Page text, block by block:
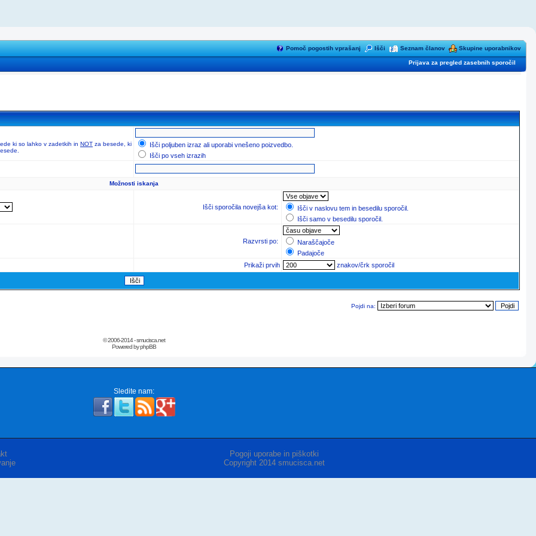
Pomoč pogostih vprašanj Išči Seznam članov Skupine uporabnikov
Prijava za pregled zasebnih sporočil
ki so lahko v zadetkih in NOT za besede, ki
Išči poljuben izraz ali uporabi vnešeno poizvedbo.
Išči po vseh izrazih
Možnosti iskanja
Išči sporočila novejša kot:
Išči v naslovu tem in besedilu sporočil.
Išči samo v besedilu sporočil.
Razvrsti po:
Naraščajoče
Padajoče
Prikaži prvih znakov/črk sporočil
Pojdi na:
© 2006-2014 - smucisca.net
Powered by phpBB
Sledite nam:
Pogoji uporabe in piškotki
Copyright 2014 smucisca.net